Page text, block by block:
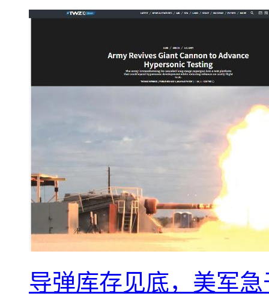
导弹库存见底，美军